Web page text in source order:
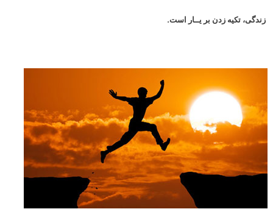
زندگی، تکیه زدن بر یــار است.